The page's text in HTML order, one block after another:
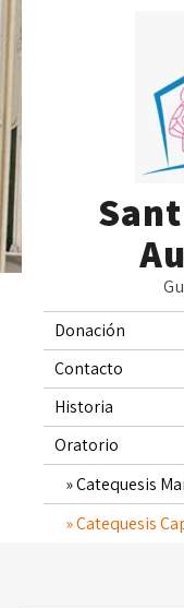
Skip
Donación
Contacto
Historia
Oratorio
Catequesis
Catequesis